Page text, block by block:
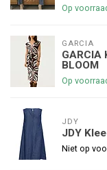
Op
GARCIA
GARCIA
BLOOM
Op
JDY
JDY
Niet op